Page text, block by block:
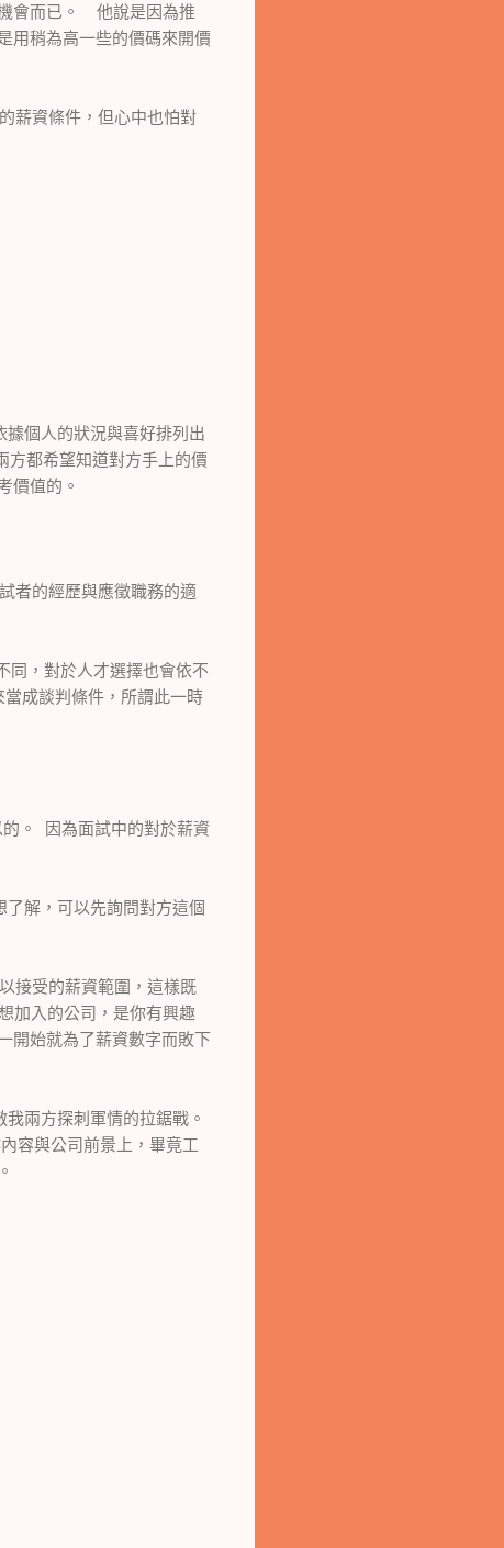
會而已。 他說是因為推
用稍為高一些的價碼來開價
薪資條件，但心中也怕對
個人的狀況與喜好排列出
方都希望知道對方手上的價
價值的。
者的經歷與應徵職務的適
，對於人才選擇也會依不
成談判條件，所謂此一時
。 因為面試中的對於薪資
解，可以先詢問對方這個
接受的薪資範圍，這樣既
加入的公司，是你有興趣
開始就為了薪資數字而敗下
兩方探刺軍情的拉鋸戰。
容與公司前景上，畢竟工